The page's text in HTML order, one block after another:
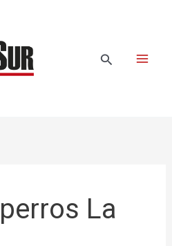
Buscar
La